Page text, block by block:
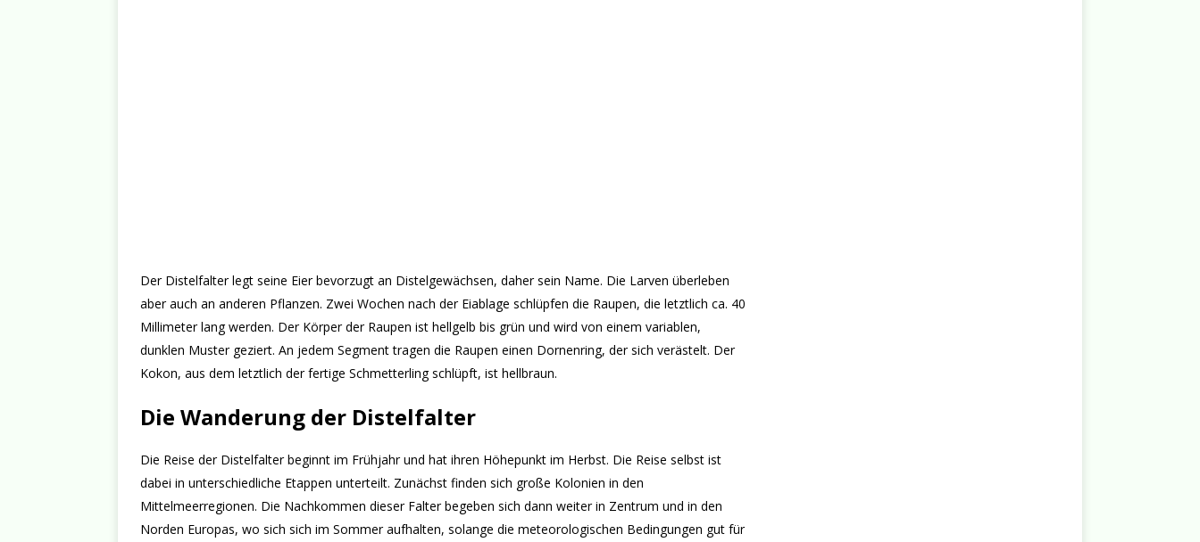
Der Distelfalter legt seine Eier bevorzugt an Distelgewächsen, daher sein Name. Die Larven überleben
aber auch an anderen Pflanzen. Zwei Wochen nach der Eiablage schlüpfen die Raupen, die letztlich ca. 40
Millimeter lang werden. Der Körper der Raupen ist hellgelb bis grün und wird von einem variablen,
dunklen Muster geziert. An jedem Segment tragen die Raupen einen Dornenring, der sich verästelt. Der
Kokon, aus dem letztlich der fertige Schmetterling schlüpft, ist hellbraun.
Die Wanderung der Distelfalter
Die Reise der Distelfalter beginnt im Frühjahr und hat ihren Höhepunkt im Herbst. Die Reise selbst ist
dabei in unterschiedliche Etappen unterteilt. Zunächst finden sich große Kolonien in den
Mittelmeerregionen. Die Nachkommen dieser Falter begeben sich dann weiter in Zentrum und in den
Norden Europas, wo sich sich im Sommer aufhalten, solange die meteorologischen Bedingungen gut für